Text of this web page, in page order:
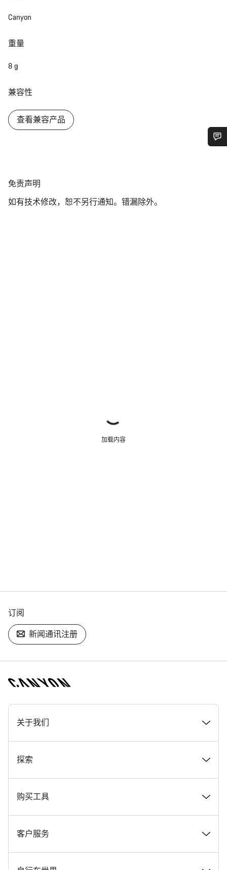
Canyon
重量
8 g
兼容性
查看兼容产品
免
声
免责声明
如有技术修改，恕不另行通知。错漏除外。
加载内容
订阅
新闻通讯注册
[footer.linksList.title]
关于我们
奖项
在 Canyon 工作
Canyon 新闻发布室
探索
新闻和故事
提示和建议
购买工具
找到您梦寐以求的 Canyon 自行车
客户服务
我们的客户支持专家正在等待为您答疑解惑。